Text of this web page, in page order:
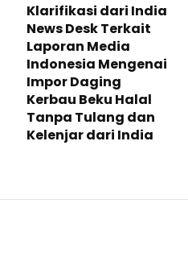
Klarifikasi dari India
News Desk Terkait
Laporan Media
Indonesia Mengenai
Impor Daging
Kerbau Beku Halal
Tanpa Tulang dan
Kelenjar dari India